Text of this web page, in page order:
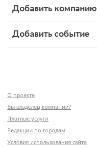
Добавить компанию
Добавить событие
О проекте
Вы владелец компании?
Платные услуги
Редакции по городам
Условия использования сайта